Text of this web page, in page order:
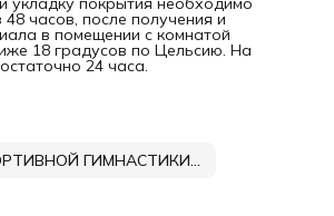
часов, после получения и
в помещении с комнатой
18 градусов по Цельсию. На
24 часа.
КОВРЫ ДЛЯ СПОРТИВНОЙ ГИМНАСТИКИ DNN